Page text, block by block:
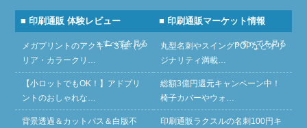
■ 印刷通販 体験レビュー
» すべてを見る
メガプリントのアクキー３種（ク
リア・カラークリ…
【小ロットでもOK！】アドプリ
ントのおしゃれな…
背景透過＆カットパス＆白版不
■ 印刷通販マーケット情報
» すべてを見る
丸型名刺やスイングPOPなどオリ
ジナリティ満載…
総額3億円還元キャンペーン中！
椅子カバーやウォ…
印刷通販ラクスルの名刺100円キ